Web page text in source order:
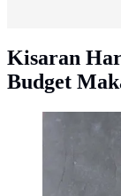
Kisaran
Budget